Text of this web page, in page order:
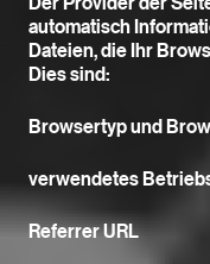
automatisch
Dateien, die Ihr
Dies sind:
Browsertyp und
verwendetes
Referrer URL